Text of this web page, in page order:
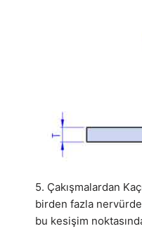
5. Çakışmalardan
birden fazla
bu kesişim